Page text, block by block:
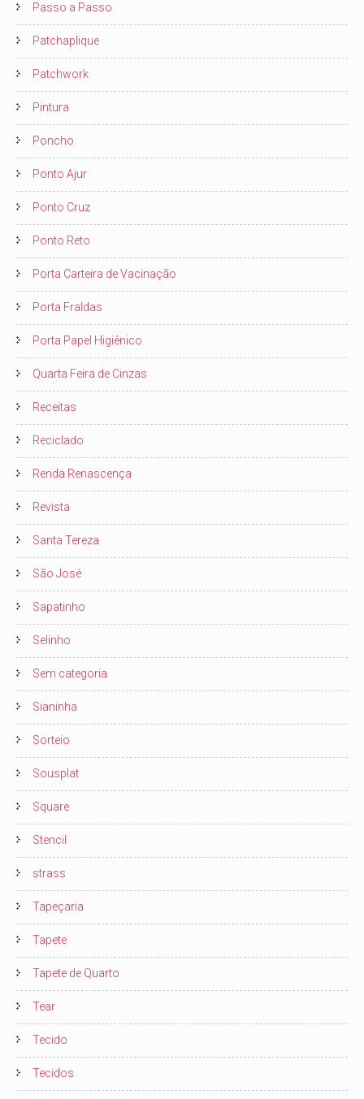
Passo a Passo
Patchaplique
Patchwork
Pintura
Poncho
Ponto Ajur
Ponto Cruz
Ponto Reto
Porta Carteira de Vacinação
Porta Fraldas
Porta Papel Higiênico
Quarta Feira de Cinzas
Receitas
Reciclado
Renda Renascença
Revista
Santa Tereza
São José
Sapatinho
Selinho
Sem categoria
Sianinha
Sorteio
Sousplat
Square
Stencil
strass
Tapeçaria
Tapete
Tapete de Quarto
Tear
Tecido
Tecidos